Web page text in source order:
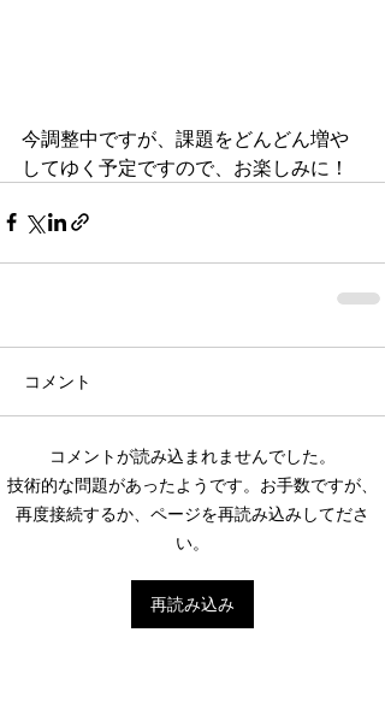
今調整中ですが、課題をどんどん増や
してゆく予定ですので、お楽しみに！
コメント
コメントが読み込まれませんでした。
技術的な問題があったようです。お手数ですが、
再度接続するか、ページを再読み込みしてださ
い。
再読み込み